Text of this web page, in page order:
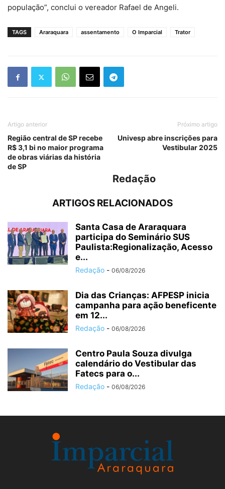
população”, conclui o vereador Rafael de Angeli.
TAGS Araraquara assentamento O Imparcial Trator
Artigo anterior
Região central de SP recebe
R$ 3,1 bi no maior programa
de obras viárias da história
de SP
Próximo artigo
Univesp abre inscrições para
Vestibular 2025
Redação
ARTIGOS RELACIONADOS
Santa Casa de Araraquara
participa do Seminário SUS
Paulista:Regionalização, Acesso
e...
Redação - 06/08/2026
Dia das Crianças: AFPESP inicia
campanha para ação beneficente
em 12...
Redação - 06/08/2026
Centro Paula Souza divulga
calendário do Vestibular das
Fatecs para o...
Redação - 06/08/2026